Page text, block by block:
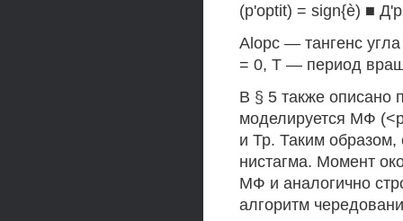
(p'optit) = sign{è) ■
Alopc — тангенс
= 0, Т — период
В § 5 также описано
моделируется МФ
и Тр. Таким образом,
нистагма. Момент
МФ и аналогично
алгоритм